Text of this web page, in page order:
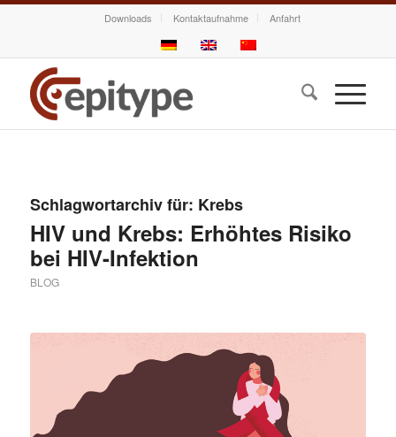
Downloads Kontaktaufnahme Anfahrt
Schlagwortarchiv für: Krebs
HIV und Krebs: Erhöhtes Risiko
bei HIV-Infektion
BLOG